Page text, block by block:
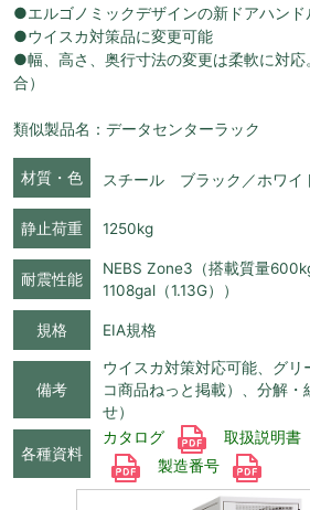
●エルゴノミックデザインの新ドアハンド
●ウイスカ対策品に変更可能
●幅、高さ、奥行寸法の変更は柔軟に対
合）
類似製品名：データセンターラック
材質・色 スチール ブラック／ホワイ
静止荷重 1250kg
耐震性能
NEBS Zone3（搭載質量
1108gal（1.13G））
規格 EIA規格
備考
ウイスカ対策対応可能、グリ
コ商品ねっと掲載）、分解・
せ）
各種資料
カタログ 取扱説明書
製造番号